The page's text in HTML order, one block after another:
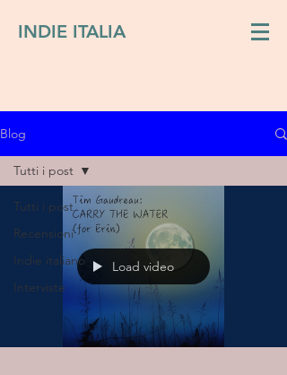
INDIE ITALIA
Blog
Tutti i post
Recensioni
Indie italiano
Interviste
Tutti i post
Load video